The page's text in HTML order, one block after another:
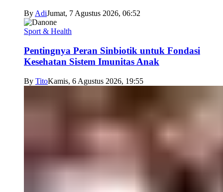
ByAdiJumat, 7 Agustus 2026, 06:52
Sport & Health
Pentingnya Peran Sinbiotik untuk Fondasi
Kesehatan Sistem Imunitas Anak
By TitoKamis, 6 Agustus 2026, 19:55